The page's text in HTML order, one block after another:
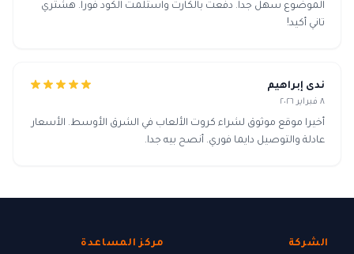
الموضوع سهل جدا. دفعت بالكارت واستلمت الكود فورا. هشتري
تاني أكيد!
ندى إبراهيم
٨ فبراير ٢٠٢٦
أخيرا موقع موثوق لشراء كروت الألعاب في الشرق الأوسط. الأسعار
عادلة والتوصيل دايما فوري. أنصح بيه جدا.
الشركة مركز المساعدة